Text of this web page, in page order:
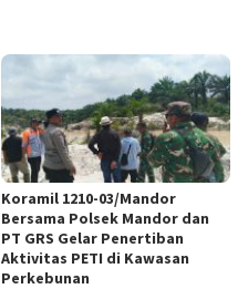
Koramil 1210-03/Mandor
Bersama Polsek Mandor dan
PT GRS Gelar Penertiban
Aktivitas PETI di Kawasan
Perkebunan